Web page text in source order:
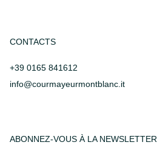
CONTACTS
+39 0165 841612
info@courmayeurmontblanc.it
ABONNEZ-VOUS À LA NEWSLETTER